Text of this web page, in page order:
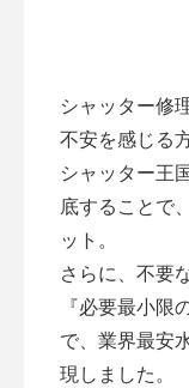
シャッター修
不安を感じる
シャッター王
底することで
ット。
さらに、不要
『必要最小限
で、業界最安
現しました。